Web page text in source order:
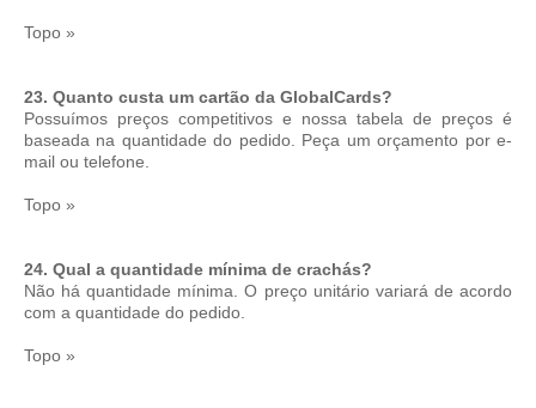
Topo »
23. Quanto custa um cartão da GlobalCards?
Possuímos preços competitivos e nossa tabela de preços é
baseada na quantidade do pedido. Peça um orçamento por e-
mail ou telefone.
Topo »
24. Qual a quantidade mínima de crachás?
Não há quantidade mínima. O preço unitário variará de acordo
com a quantidade do pedido.
Topo »